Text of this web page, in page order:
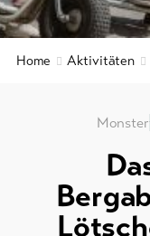
Aktuelles 9+
Webcams
Wetter
Langlauf
Ski
Shops
Home Aktivitäten
Monster